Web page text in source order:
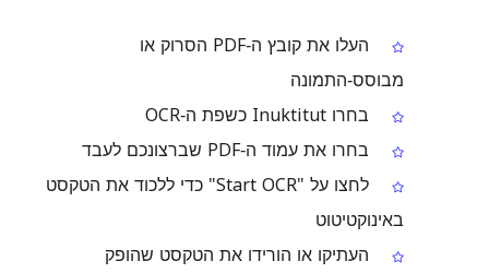
העלו את קובץ ה‑PDF הסרוק או
מבוסס‑התמונה
בחרו Inuktitut כשפת ה‑OCR
בחרו את עמוד ה‑PDF שברצונכם לעבד
לחצו על "Start OCR" כדי ללכוד את הטקסט
באינוקטיטוט
העתיקו או הורידו את הטקסט שהופק